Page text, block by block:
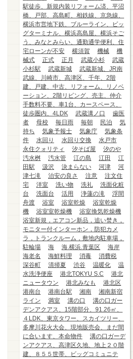
駅徒歩、新規内装リフォーム済、平沼
橋、戸部、高島町、相鉄線、京急線、
横浜市営地下鉄、ブルーライン、ビッ
グターミナル、横浜高島屋、横浜そご
う、みなとみらい、通勤通学便利、住
宅ローンが不安
横須賀 機械
機
械式
正式 正月 武蔵小杉
武蔵
小杉駅
武蔵新城
武蔵新城、JR南
武線、川崎市、高津区、千年、2階
建、戸建、中古、リフォーム、リノベ
ーション、2階リビング、売主、仲介
手数料不要、車1台、カースペース、
徒歩圏内、4LDK
武蔵溝ノ口
歯医
者
母校 毎日雨 毎朝 民泊
気
持ち
気象予報士 気象庁
気象条
件
水回り 水回り交換
水戸市
永住クォリティ
汐そば屋
汐のや
汚水桝
汚水管 江の島 江田
江
田駅
汲沢 決まらない 河津
河
津七滝
治安の良さ 注意
注文住
宅
洋室 洗い物 洗礼
洗面化粧
台
洗面台 活用 浄蓮の滝
浮間
舟渡
浴室 浴室乾燥
浴室乾燥
機
浴室室乾燥機
浴室換気乾燥機
浴室新規，エアコン新品，追い焚き，
モニター付インターホン，防犯カメ
ラ，トランクルーム，敷地内駐車場，
駐輪場
海 海.横浜.青葉区
海岸
海老名
海鮮料理 消毒
消費税
深谷町
清掃夏 渋谷 温暖化
温
水洗浄便座
港北TOKYU S.C
港北
ニュータウン
港北みなも
港北区
港南台
港南台駅 湘南
湘南新宿
ライン
満室 溝の口
溝の口ガー
デンアクアス、15階部分、91.26㎡、
４LDK、東京タワー、スカイツリー、
多摩川花火大会、現地販売会、まだ間
に合います、本命物件
溝の口ガーデ
ンアクアス、高津区久地、地上２０階
建、８５５世帯、ビッグコミュニテ